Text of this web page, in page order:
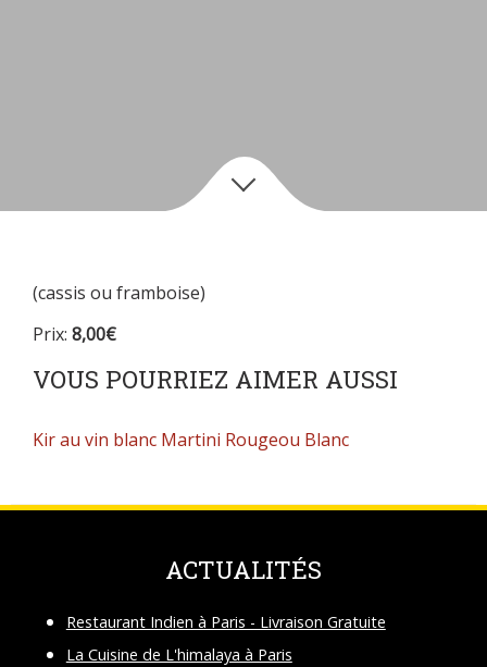
(cassis ou framboise)
Prix: 8,00€
VOUS POURRIEZ AIMER AUSSI
Kir au vin blanc Martini Rougeou Blanc
ACTUALITÉS
Restaurant Indien à Paris - Livraison Gratuite
La Cuisine de L'himalaya à Paris